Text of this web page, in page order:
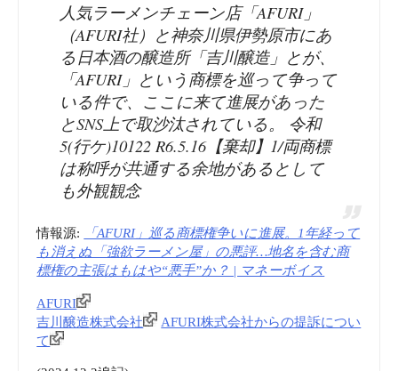
人気ラーメンチェーン店「AFURI」
（AFURI社）と神奈川県伊勢原市にあ
る日本酒の醸造所「吉川醸造」とが、
「AFURI」という商標を巡って争って
いる件で、ここに来て進展があった
とSNS上で取沙汰されている。 令和
5(行ケ)10122 R6.5.16【棄却】1/両商標
は称呼が共通する余地があるとして
も外観観念
情報源:
「AFURI」巡る商標権争いに進展。1年経って
も消えぬ「強欲ラーメン屋」の悪評…地名を含む商
標権の主張はもはや“悪手”か？ | マネーボイス
AFURI
吉川醸造株式会社
AFURI株式会社からの提訴につい
て